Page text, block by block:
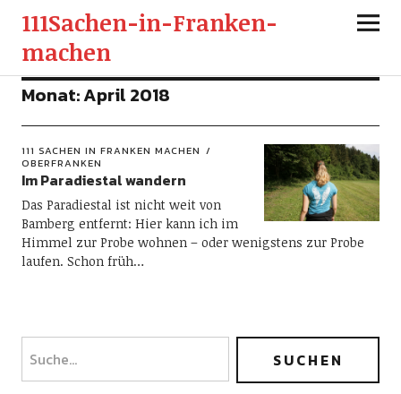
111Sachen-in-Franken-
machen
Monat:April 2018
111 SACHEN IN FRANKEN MACHEN
OBERFRANKEN
Im Paradiestal wandern
Das Paradiestal ist nicht weit von
Bamberg entfernt: Hier kann ich im
Himmel zur Probe wohnen – oder wenigstens zur Probe
laufen. Schon früh…